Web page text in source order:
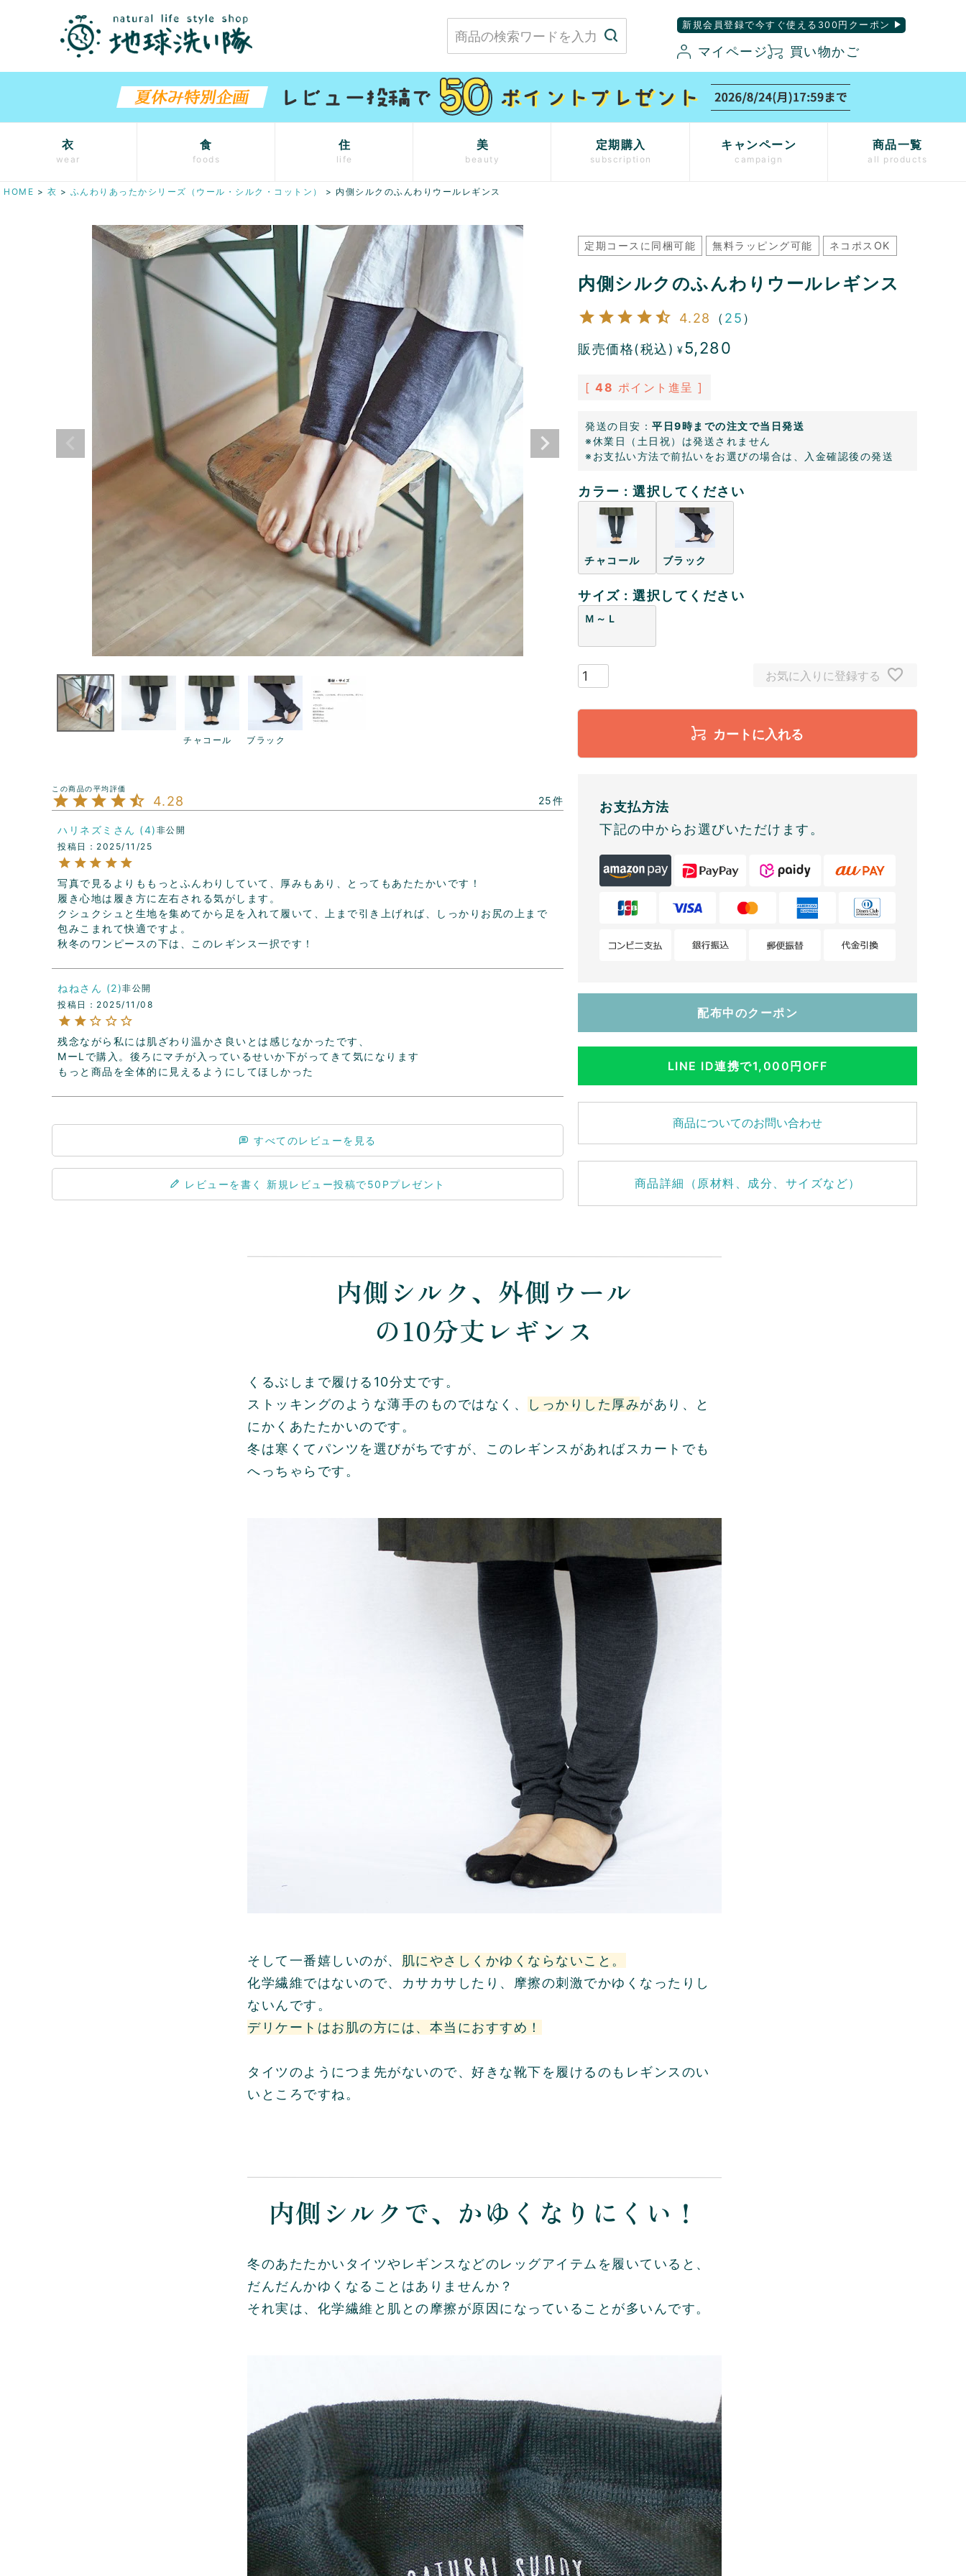
新規会員登録で今すぐ使える300円クーポン
マイページ 買い物かご
衣
wear
食
foods
住
life
美
beauty
定期購入
subscription
キャンペーン
campaign
商品一覧
all products
HOME 衣 ふんわりあったかシリーズ（ウール・シルク・コットン） 内側シルクのふんわりウールレギンス
チャコール ブラック
4.28 25
ハリネズミ 4 非公開
投稿日
2025/11/25
写真で見るよりももっとふんわりしていて、厚みもあり、とってもあたたかいです！
履き心地は履き方に左右される気がします。
クシュクシュと生地を集めてから足を入れて履いて、上まで引き上げれば、しっかりお尻の上まで
包みこまれて快適ですよ。
秋冬のワンピースの下は、このレギンス一択です！
ねね 2 非公開
投稿日
2025/11/08
残念ながら私には肌ざわり温かさ良いとは感じなかったです、
MーLで購入。後ろにマチが入っているせいか下がってきて気になります
もっと商品を全体的に見えるようにしてほしかった
すべてのレビューを見る
レビューを書く
定期コースに同梱可能 無料ラッピング可能 ネコポスOK
内側シルクのふんわりウールレギンス
4.28 （ 25 ）
販売価格(税込) ¥5,280
[ 48 ポイント進呈 ]
発送の目安： 平日9時までの注文で当日発送
※休業日（土日祝）は発送されません
※お支払い方法で前払いをお選びの場合は、入金確認後の発送
カラー 選択してください
チャコール ブラック
サイズ 選択してください
Ｍ～Ｌ
お気に入りに登録する
カートに入れる
お支払方法
下記の中からお選びいただけます。
配布中のクーポン
LINE ID連携で1,000円OFF
商品についてのお問い合わせ
商品詳細（原材料、成分、サイズなど）
内側シルク、外側ウール
の10分丈レギンス
くるぶしまで履ける10分丈です。
ストッキングのような薄手のものではなく、
しっかりした厚みがあり、と
にかくあたたかいのです。
冬は寒くてパンツを選びがちですが、このレギンスがあればスカートでも
へっちゃらです。
そして一番嬉しいのが、
肌にやさしくかゆくならないこと。
化学繊維ではないので、カサカサしたり、摩擦の刺激でかゆくなったりし
ないんです。
デリケートはお肌の方には、本当におすすめ！
タイツのようにつま先がないので、好きな靴下を履けるのもレギンスのい
いところですね。
内側シルクで、 かゆくなりにくい！
冬のあたたかいタイツやレギンスなどのレッグアイテムを履いていると、
だんだんかゆくなることはありませんか？
それ実は、化学繊維と肌との摩擦が原因になっていることが多いんです。